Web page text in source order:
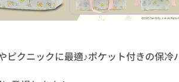
ピクニックに最適♪ポケット付きの保冷